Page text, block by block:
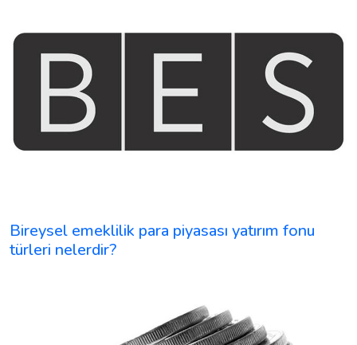
Bireysel emeklilik para piyasası yatırım fonu
türleri nelerdir?